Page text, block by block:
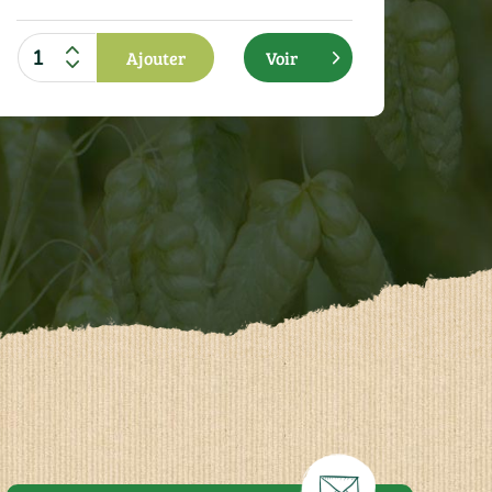
Ajouter Voir